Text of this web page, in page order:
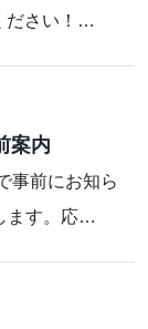
ださい！…
案内
事前にお知ら
ます。応…